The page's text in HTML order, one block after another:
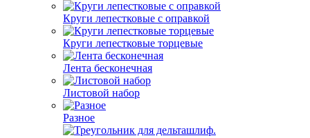
Круги лепестковые с оправкой
Круги лепестковые торцевые
Лента бесконечная
Листовой набор
Разное